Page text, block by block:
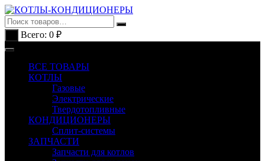
Перейти
к
содержимому
Всего: 0 ₽
ВСЕ ТОВАРЫ
КОТЛЫ
Газовые
Электрические
Твердотопливные
КОНДИЦИОНЕРЫ
Сплит-системы
ЗАПЧАСТИ
Запчасти для котлов